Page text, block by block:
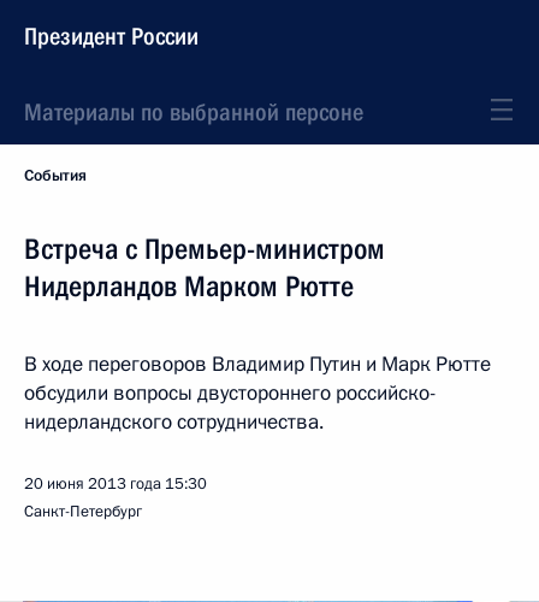
Президент России
Материалы по выбранной персоне
События
Встреча с Премьер-министром
Нидерландов Марком Рютте
В ходе переговоров Владимир Путин и Марк Рютте
обсудили вопросы двустороннего российско-
нидерландского сотрудничества.
20 июня 2013 года 15:30
Санкт-Петербург